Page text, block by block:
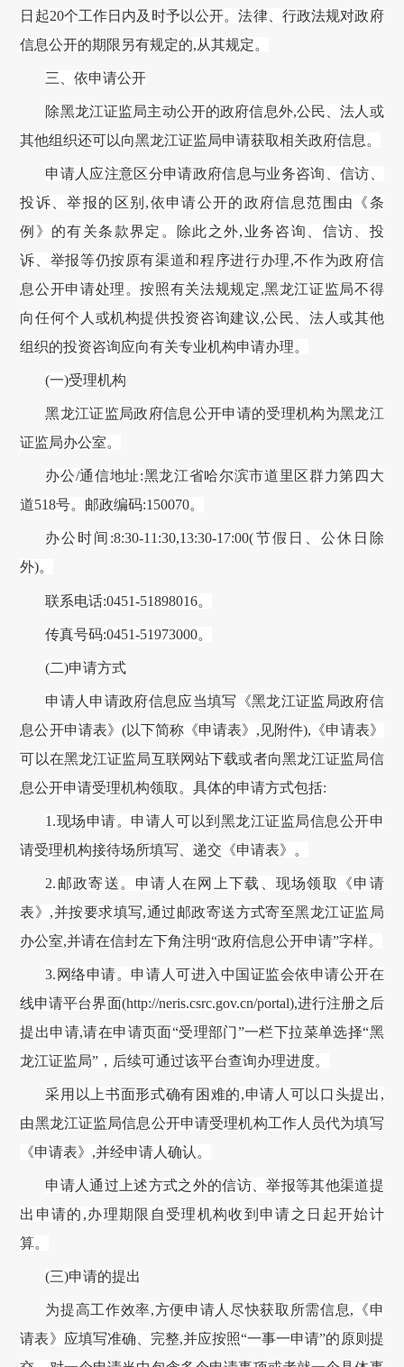
日起20个工作日内及时予以公开。法律、行政法规对政府
信息公开的期限另有规定的,从其规定。
三、依申请公开
除黑龙江证监局主动公开的政府信息外,公民、法人或
其他组织还可以向黑龙江证监局申请获取相关政府信息。
申请人应注意区分申请政府信息与业务咨询、信访、
投诉、举报的区别 ,依申请公开的政府信息范围由《条
例》的有关条款界定。除此之外,业务咨询、信访、投
诉、举报等仍按原有渠道和程序进行办理,不作为政府信
息公开申请处理。按照有关法规规定,黑龙江证监局不得
向任何个人或机构提供投资咨询建议,公民、法人或其他
组织的投资咨询应向有关专业机构申请办理。
(一)受理机构
黑龙江证监局政府信息公开申请的受理机构为黑龙江
证监局办公室。
办公/通信地址:黑龙江省哈尔滨市道里区群力第四大
道518号。邮政编码:150070。
办公时间 :8:30-11:30,13:30-17:00(节假日、公休日除
外)。
联系电话:0451-51898016。
传真号码:0451-51973000。
(二)申请方式
申请人申请政府信息应当填写《黑龙江证监局政府信
息公开申请表》 (以下简称《申请表》,见附件),《申请表》
可以在黑龙江证监局互联网站下载或者向黑龙江证监局信
息公开申请受理机构领取。具体的申请方式包括:
1.现场申请。申请人可以到 黑龙江证监局信息公开申
请受理机构接待场所填写、递交《申请表》。
2.邮政寄送。申请人在网上下载、现场领取《申请
表》,并按要求填写,通过邮政寄送方式寄至黑龙江证监局
办公室,并请在信封左下角注明“政府信息公开申请”字样。
3.网络申请。申请人可进入 中国证监会依申请公开在
线申请平台界面(http://neris.csrc.gov.cn/portal),进行注册之后
提出申请,请在申请页面“受理部门”一栏下拉菜单选择“黑
龙江证监局”，后续可通过该平台查询办理进度。
采用以上书面形式确有困难的,申请人可以口头提出,
由黑龙江证监局信息公开申请受理机构工作人员代为填写
《申请表》 ,并经申请人确认。
申请人通过上述方式之外的信访、举报等其他渠道提
出申请的 ,办理期限自受理机构收到申请之日起开始计
算。
(三)申请的提出
为提高工作效率,方便申请人尽快获取所需信息,《申
请表》应填写准确、完整,并应按照“一事一申请”的原则提